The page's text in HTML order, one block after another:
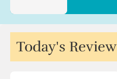
Today's Review